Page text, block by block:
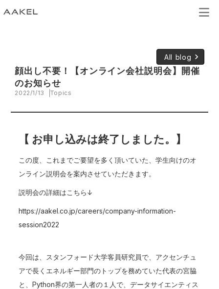
All blog keyboard_arrow_right
顔出し不要！【オンライン会社説明会】開催
のお知らせ
2022/1/13 Topics
【 お申し込みは終了しました。】
この度、これまでご要望を多く頂いていた、学生向けのオ
ンライン説明会を案内させていただきます。
説明会の詳細はこちら↓
https://aakel.co.jp/careers/company-information-
session2022
今回は、スタンフォード大学客員研究員で、アクセンチュ
アで長くエネルギー部門のトップを務めていた代表の宮脇
と、Python界の第一人者の１人で、データサイエンティス